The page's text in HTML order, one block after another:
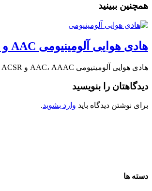
همچنین ببینید
هادی هوایی آلومینیومی AAC و AAAC و ACSR + کارخانه ماهان کابل امیر
هادی هوایی آلومینیومی AAC، AAAC و ACSR که برای استفاده در توزیع و انتقال برق …
دیدگاهتان را بنویسید
برای نوشتن دیدگاه باید وارد بشوید.
دسته ها